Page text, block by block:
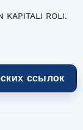
KAPITALI ROLI.
ссылок